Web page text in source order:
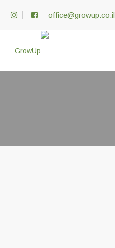
office@growup.co.il